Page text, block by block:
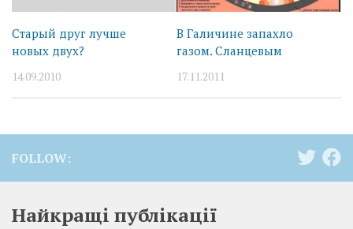
Старый друг лучше
новых двух?
14.09.2010
В Галичине запахло
газом. Сланцевым
17.11.2011
FOLLOW:
Найкращі публікації